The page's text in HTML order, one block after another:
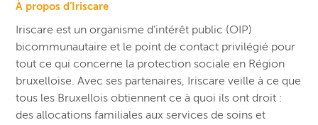
À propos d’Iriscare
Iriscare est un organisme d’intérêt public (OIP)
bicommunautaire et le point de contact privilégié pour
tout ce qui concerne la protection sociale en Région
bruxelloise. Avec ses partenaires, Iriscare veille à ce que
tous les Bruxellois obtiennent ce à quoi ils ont droit :
des allocations familiales aux services de soins et